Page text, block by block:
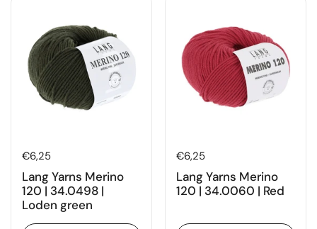
Prijs:
€6,25
Lang Yarns Merino
120 | 34.0498 |
Loden green
Prijs:
€6,25
Lang Yarns Merino
120 | 34.0060 | Red